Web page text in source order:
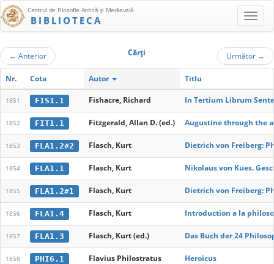
Centrul de Filosofie Antică şi Medievală
BIBLIOTECA
← Anterior Cărţi Următor →
Nr. Cota Autor Titlu
1851 FIS1.1 Fishacre, Richard In Tertium Librum
1852 FIT1.1 Fitzgerald, Allan D. (ed.) Augustine through the
1853 FLA1.2#2 Flasch, Kurt Dietrich von Freiberg:
1854 FLA1.1 Flasch, Kurt Nikolaus von Kues.
1855 FLA1.2#1 Flasch, Kurt Dietrich von Freiberg:
1856 FLA1.4 Flasch, Kurt Introduction a la
1857 FLA1.3 Flasch, Kurt (ed.) Das Buch der 24
1858 PHI6.1 Flavius Philostratus Heroicus